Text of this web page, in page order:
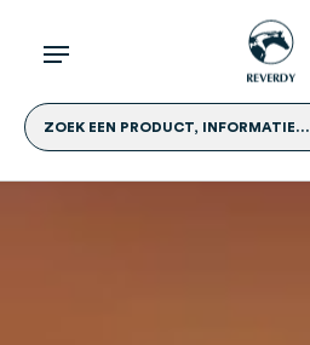
ZOEK EEN PRODUCT, INFORMATIE...